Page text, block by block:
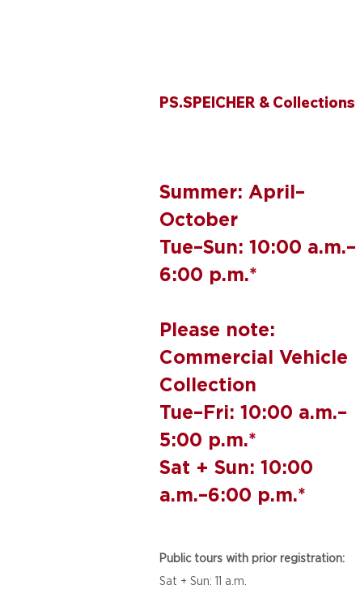
PS.SPEICHER & Collections
Summer: April–
October
Tue–Sun: 10:00 a.m.–
6:00 p.m.*
Please note:
Commercial Vehicle
Collection
Tue–Fri: 10:00 a.m.–
5:00 p.m.*
Sat + Sun: 10:00
a.m.–6:00 p.m.*
Public tours with prior registration:
Sat + Sun: 11 a.m.